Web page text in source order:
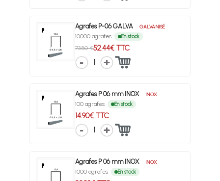
Agrafes P-06 GALVA GALVANISÉ
10000 agrafes En stock
73.80 €52.44€ TTC
1
Agrafes P 06 mm INOX INOX
100 agrafes En stock
14.90€ TTC
1
Agrafes P 06 mm INOX INOX
1000 agrafes En stock